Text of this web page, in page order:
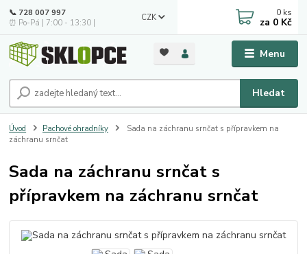
Menu
CZK
Hledat
📞 728 007 997
⏰ Po-Pá | 7:00 - 13:30 |
0 ks
za 0 Kč
Úvod Pachové ohradníky
Sada na záchranu srnčat s přípravkem na
záchranu srnčat
Sada na záchranu srnčat s
přípravkem na záchranu srnčat